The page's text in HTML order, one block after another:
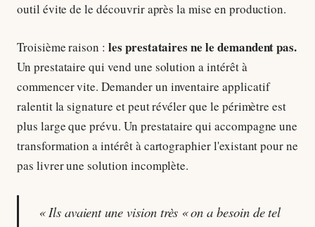
outil évite de le découvrir après la mise en production.
Troisième raison :les prestataires ne le demandent pas.
Un prestataire qui vend une solution a intérêt à
commencer vite. Demander un inventaire applicatif
ralentit la signature et peut révéler que le périmètre est
plus large que prévu. Un prestataire qui accompagne une
transformation a intérêt à cartographier l'existant pour ne
pas livrer une solution incomplète.
« Ils avaient une vision très « on a besoin de tel